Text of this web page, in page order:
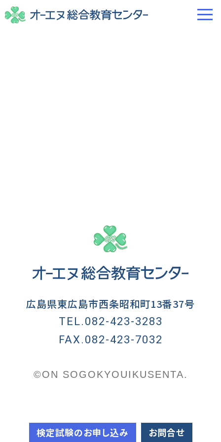
検定試験のお申し込み お問合せ
広島県東広島市西条昭和町13番37号
TEL.082-423-3283
FAX.082-423-7032
©ON SOGOKYOUIKUSENTA.